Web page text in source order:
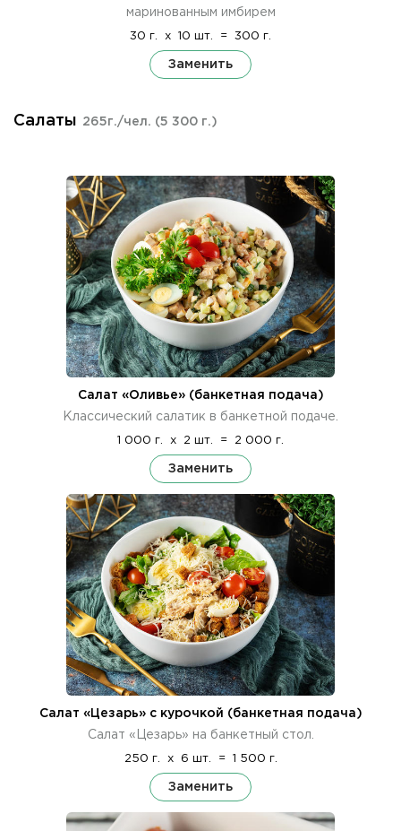
маринованным имбирем
30 г. x 10 шт. = 300 г.
Заменить
Салаты 265г./чел. (5 300 г.)
Салат «Оливье» (банкетная подача)
Классический салатик в банкетной подаче.
1 000 г. x 2 шт. = 2 000 г.
Заменить
Салат «Цезарь» с курочкой (банкетная подача)
Салат «Цезарь» на банкетный стол.
250 г. x 6 шт. = 1 500 г.
Заменить